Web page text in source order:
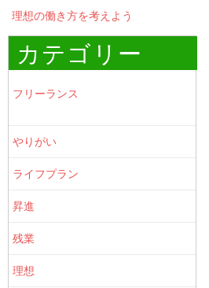
理想の働き方を考えよう
カテゴリー
フリーランス
やりがい
ライフプラン
昇進
残業
理想